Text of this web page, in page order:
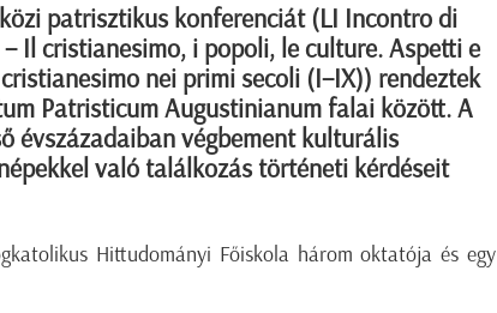
patrisztikus konferenciát (LI Incontro di
Il cristianesimo, i popoli, le culture. Aspetti e
nei primi secoli (I–IX)) rendeztek
Patristicum Augustinianum falai között. A
évszázadaiban végbement kulturális
való találkozás történeti kérdéseit
Hittudományi Főiskola három oktatója és egy